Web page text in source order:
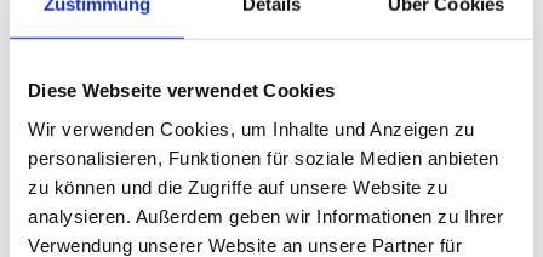
Diese Webseite verwendet Cookies
Wir verwenden Cookies, um Inhalte und Anzeigen zu
personalisieren, Funktionen für soziale Medien anbieten
zu können und die Zugriffe auf unsere Website zu
analysieren. Außerdem geben wir Informationen zu Ihrer
Verwendung unserer Website an unsere Partner für
Das Webdesign verbindet hochwertige
Bildwelten mit einer reduzierten,
digitale Präsenz, die die besondere Lage
am See, die kulinarische Ausrichtung und
den Charakter des Hauses atmosphärisch
aufgreift – und gleichzeitig funktional,
übersichtlich und zeitgemäß bleibt.